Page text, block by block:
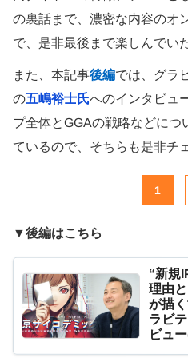
の裏話まで、濃密な内容のオ
で、是非最後まで楽しんでい
また、本記事後編では、グラ
の五嶋裕士氏へのインタビュ
プ全体とGGAの戦略などにつ
ているので、そちらも是非チ
1
▼後編はこちら
“新規
理由
が描
ラビ
ビュ